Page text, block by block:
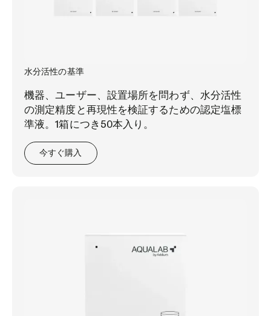
水分活性の基準
機器、ユーザー、設置場所を問わず、水分活性
の測定精度と再現性を検証するための認定塩標
準液。1箱につき50本入り。
今すぐ購入